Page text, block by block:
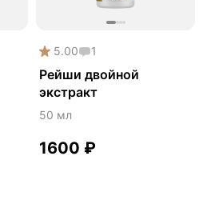
5.00 1
Рейши двойной
экстракт
50 мл
1600 ₽